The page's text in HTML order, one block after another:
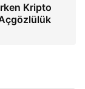
Kripto